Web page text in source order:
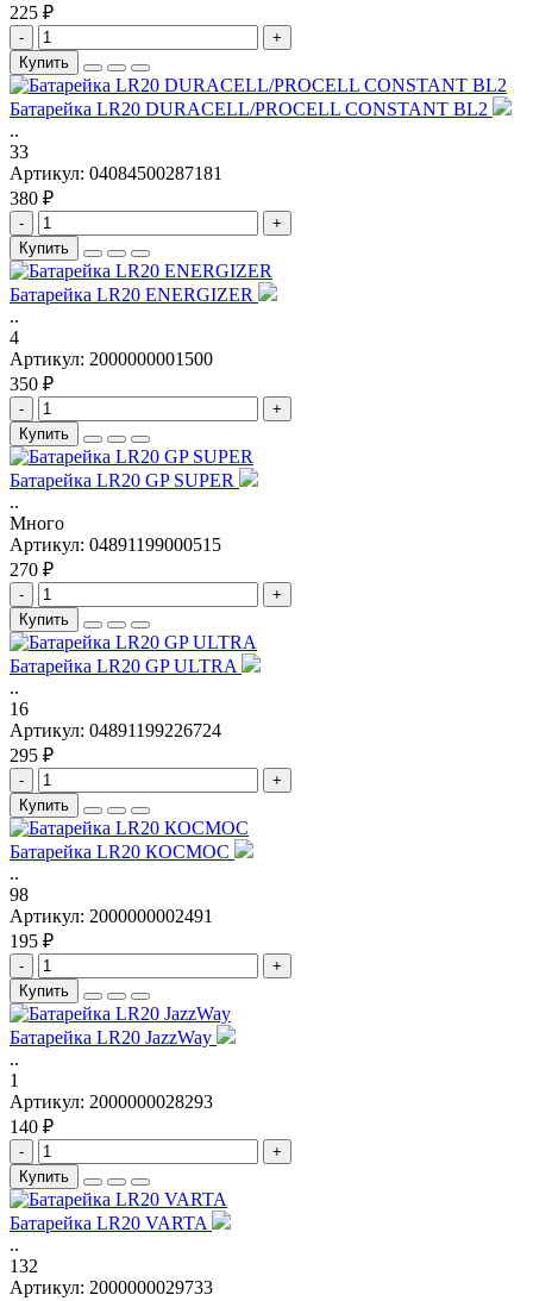
225 ₽
-
+
Купить
Батарейка LR20 DURACELL/PROCELL CONSTANT BL2
..
33
Артикул: 04084500287181
380 ₽
-
+
Купить
Батарейка LR20 ENERGIZER
..
4
Артикул: 2000000001500
350 ₽
-
+
Купить
Батарейка LR20 GP SUPER
..
Много
Артикул: 04891199000515
270 ₽
-
+
Купить
Батарейка LR20 GP ULTRA
..
16
Артикул: 04891199226724
295 ₽
-
+
Купить
Батарейка LR20 КОСМОС
..
98
Артикул: 2000000002491
195 ₽
-
+
Купить
Батарейка LR20 JazzWay
..
1
Артикул: 2000000028293
140 ₽
-
+
Купить
Батарейка LR20 VARTA
..
132
Артикул: 2000000029733